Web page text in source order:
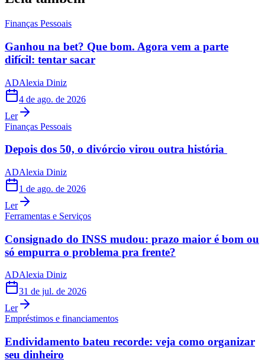
Finanças Pessoais
Ganhou na bet? Que bom. Agora vem a parte
difícil: tentar sacar
ADAlexia Diniz
4 de ago. de 2026
Ler
Finanças Pessoais
Depois dos 50, o divórcio virou outra história
ADAlexia Diniz
1 de ago. de 2026
Ler
Ferramentas e Serviços
Consignado do INSS mudou: prazo maior é bom ou
só empurra o problema pra frente?
ADAlexia Diniz
31 de jul. de 2026
Ler
Empréstimos e financiamentos
Endividamento bateu recorde: veja como organizar
seu dinheiro